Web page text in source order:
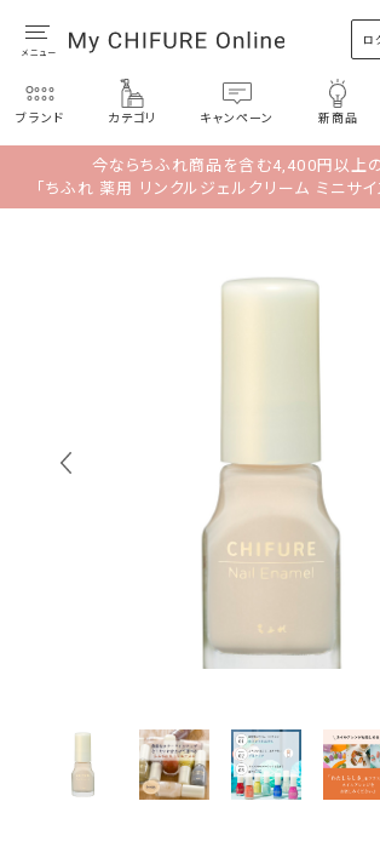
ロ
ブランド カテゴリ キャンペーン 新商品
今ならちふれ商品を含む4,400円以上
「ちふれ 薬用 リンクルジェルクリーム ミニサイ